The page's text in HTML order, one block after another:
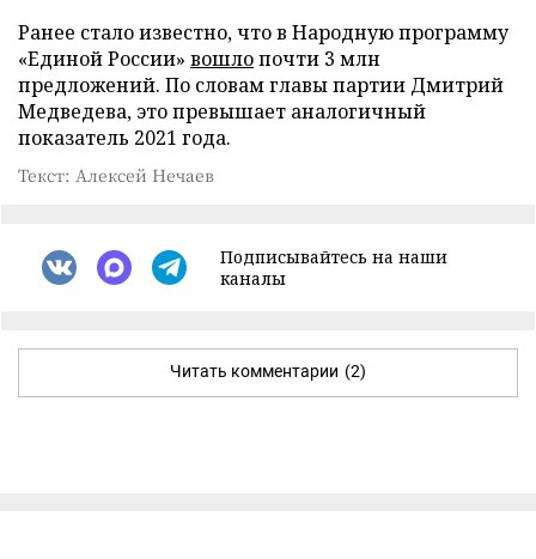
Ранее стало известно, что в Народную программу
«Единой России» вошлопочти 3 млн
предложений. По словам главы партии Дмитрий
Медведева, это превышает аналогичный
показатель 2021 года.
Текст: Алексей Нечаев
Подписывайтесь на наши
каналы
Читать комментарии (2)